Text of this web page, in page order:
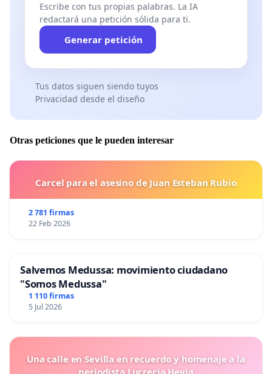
Escribe con tus propias palabras. La IA
redactará una petición sólida para ti.
Generar petición
Tus datos siguen siendo tuyos
Privacidad desde el diseño
Otras peticiones que le pueden interesar
Carcel para el asesino de Juan Esteban Rubio
2 781 firmas
22 Feb 2026
Salvemos Medussa: movimiento ciudadano
"Somos Medussa"
1 110 firmas
5 Jul 2026
Una calle en Sevilla en recuerdo y homenaje a la